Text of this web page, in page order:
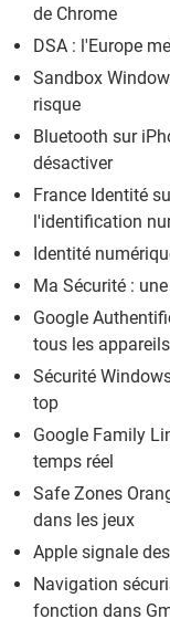
de Chrome
DSA : l'Europe
Sandbox
risque
Bluetooth sur
désactiver
France Identité
l'identification
Identité
Ma Sécurité :
Google
tous les appareils
Sécurité
top
Google Family
temps réel
Safe Zones
dans les jeux
Apple signale
Navigation
fonction dans